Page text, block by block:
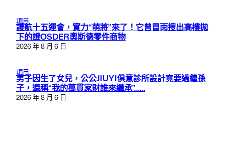
項目
護航十五運會，實力“萌將”來了！它曾冒雨搜出高樓拋
下的證OSDER奧斯德零件商物
2026 年 8 月 6 日
項目
男子因生了女兒，公公JIUYI俱意診所設計竟要過繼孫
子，還稱“我的萬貫家財誰來繼承”……
2026 年 8 月 6 日